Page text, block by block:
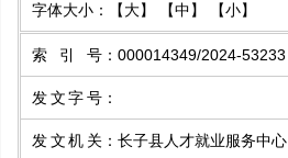
字体大小： 【大】 【中】 【小】
索引号 ： 000014349/2024-53233
发文字号 ：
发文机关 ： 长子县人才就业服务中心